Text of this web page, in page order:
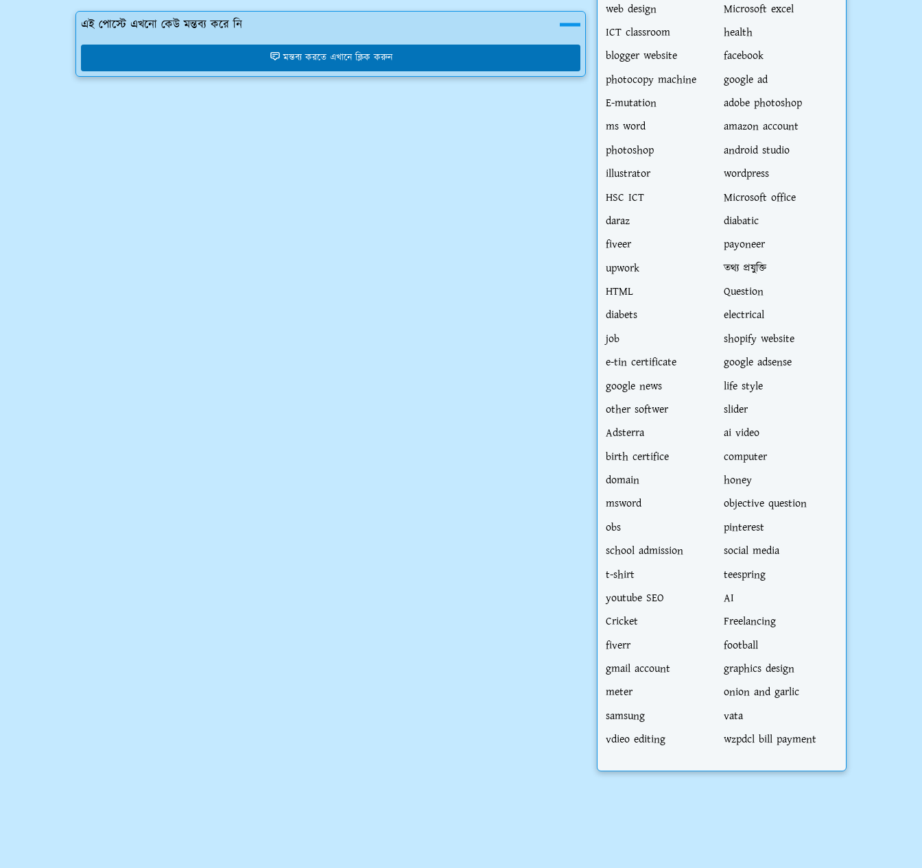
এই পোস্টে এখনো কেউ মন্তব্য করে নি
মন্তব্য করতে এখানে ক্লিক করুন
web design
Microsoft excel
ICT classroom
health
blogger website
facebook
photocopy machine
google ad
E-mutation
adobe photoshop
ms word
amazon account
photoshop
android studio
illustrator
wordpress
HSC ICT
Microsoft office
daraz
diabatic
fiveer
payoneer
upwork
তথ্য প্রযুক্তি
HTML
Question
diabets
electrical
job
shopify website
e-tin certificate
google adsense
google news
life style
other softwer
slider
Adsterra
ai video
birth certifice
computer
domain
honey
msword
objective question
obs
pinterest
school admission
social media
t-shirt
teespring
youtube SEO
AI
Cricket
Freelancing
fiverr
football
gmail account
graphics design
meter
onion and garlic
samsung
vata
vdieo editing
wzpdcl bill payment